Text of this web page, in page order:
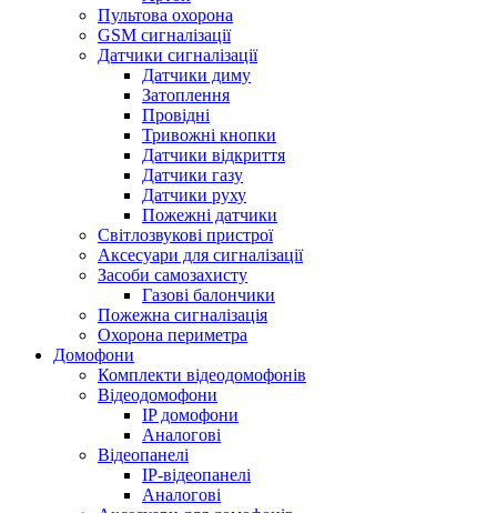
Пультова охорона
GSM сигналізації
Датчики сигналізації
Датчики диму
Затоплення
Провідні
Тривожні кнопки
Датчики відкриття
Датчики газу
Датчики руху
Пожежні датчики
Світлозвукові пристрої
Аксесуари для сигналізації
Засоби самозахисту
Газові балончики
Пожежна сигналізація
Охорона периметра
Домофони
Комплекти відеодомофонів
Відеодомофони
IP домофони
Аналогові
Відеопанелі
IP-відеопанелі
Аналогові